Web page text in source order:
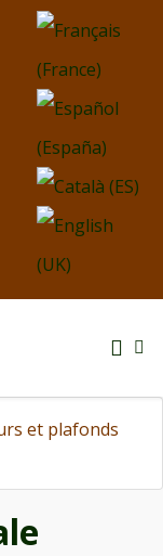
Sélectionnez votre
et plafonds